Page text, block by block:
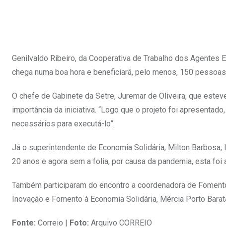
Genilvaldo Ribeiro, da Cooperativa de Trabalho dos
chega numa boa hora e beneficiará, pelo menos, 150
O chefe de Gabinete da Setre, Juremar de Oliveira, que
importância da iniciativa. “Logo que o projeto foi
necessários para executá-lo”.
Já o superintendente de Economia Solidária, Milton
20 anos e agora sem a folia, por causa da pandemia, esta
Também participaram do encontro a coordenadora de
Inovação e Fomento à Economia Solidária, Mércia Porto
Fonte: Correio | Foto: Arquivo CORREIO